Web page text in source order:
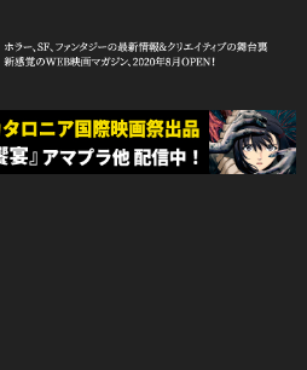
ジン「cowai コ
イ」